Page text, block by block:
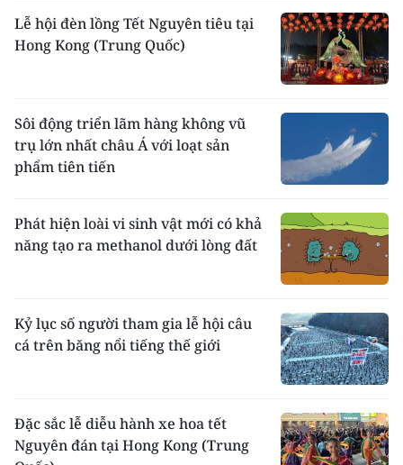
Lễ hội đèn lồng Tết Nguyên tiêu tại
Hong Kong (Trung Quốc)
Sôi động triển lãm hàng không vũ
trụ lớn nhất châu Á với loạt sản
phẩm tiên tiến
Phát hiện loài vi sinh vật mới có khả
năng tạo ra methanol dưới lòng đất
Kỷ lục số người tham gia lễ hội câu
cá trên băng nổi tiếng thế giới
Đặc sắc lễ diễu hành xe hoa tết
Nguyên đán tại Hong Kong (Trung